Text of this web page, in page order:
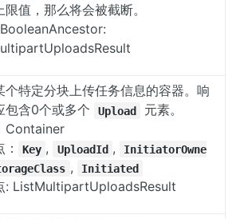
限值，那么将会被截断。
个特定分块上传任务信息的容器。响
包含0个或多个
Upload
元素。
Container
Key , UploadId ,
InitiatorOwne
, Initiated
: ListMultipartUploadsResult